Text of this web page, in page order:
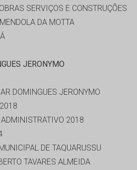
SERVIÇOS E CONSTRUÇÕES
DA MOTTA
JERONYMO
DOMINGUES JERONYMO
ADMINISTRATIVO 2018
DE TAQUARUSSU
TAVARES ALMEIDA